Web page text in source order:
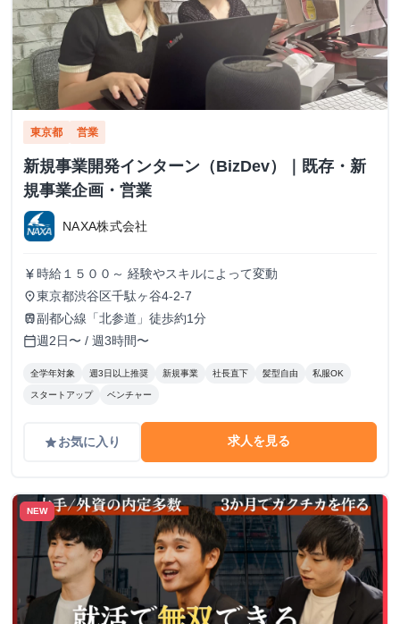
東京都 営業
新規事業開発インターン（BizDev）｜既存・新
規事業企画・営業
NAXA株式会社
currency_yen 時給１５００～ 経験やスキルによって変動
place東京都渋谷区千駄ヶ谷4-2-7
train副都心線「北参道」徒歩約1分
calendar_today週2日〜 / 週3時間〜
全学年対象 週3日以上推奨 新規事業 社長直下 髪型自由 私服OK
スタートアップ ベンチャー
gradeお気に入り 求人を見る
NEW